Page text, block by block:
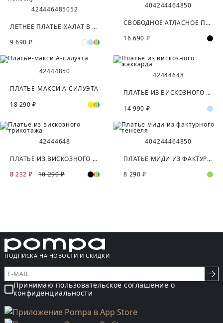
424446485052
ЛЕТНЕЕ ПЛАТЬЕ-ХАЛАТ В ПОЛОСКУ
9 690 ₽
404244464850
СВОБОДНОЕ АТЛАСНОЕ ПЛАТЬЕ
16 690 ₽
42444850
ПЛАТЬЕ-МАКСИ А-СИЛУЭТА
18 290 ₽
42444648
ПЛАТЬЕ ИЗ ВИСКОЗНОГО ЖАККАРДА
14 990 ₽
42444648
ПЛАТЬЕ ИЗ ВИСКОЗНОГО ТРИКОТАЖА
8 232 ₽
10 290 ₽
404244464850
ПЛАТЬЕ МИДИ ИЗ ФАКТУРНОГО ТЕНСЕЛЯ
8 290 ₽
ПОДПИСКА НА НОВОСТИ И СКИДКИ
Принимаю пользовательское соглашение о
конфиденциальности